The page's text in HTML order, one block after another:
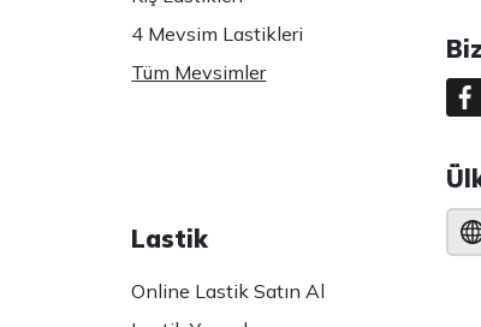
4 Mevsim Lastikleri
Tüm Mevsimler
Lastik
Online Lastik Satın Al